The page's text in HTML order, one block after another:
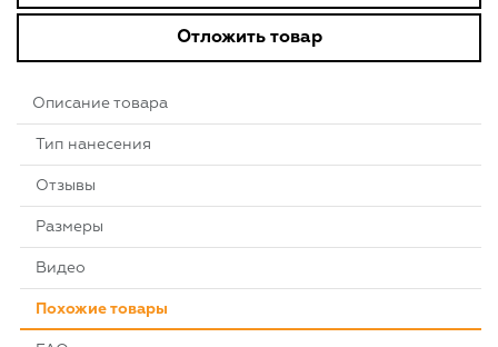
Отложить товар
Описание товара
Тип нанесения
Отзывы
Размеры
Видео
Похожие товары